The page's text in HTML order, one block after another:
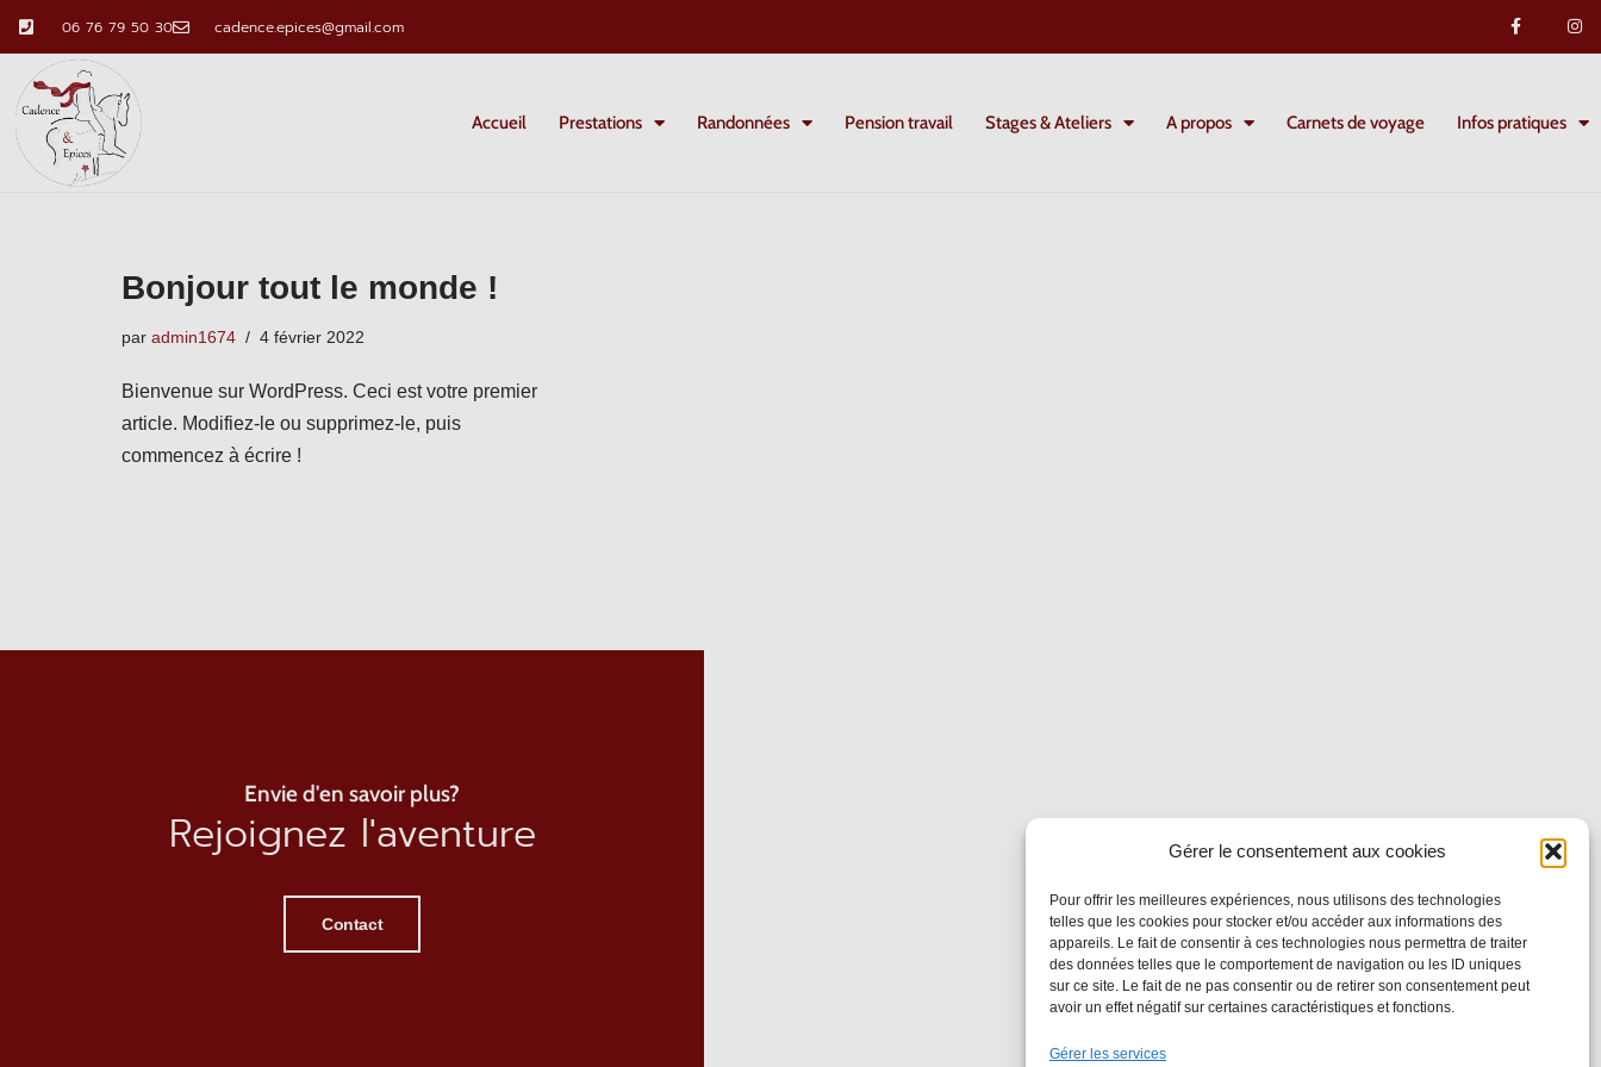
Gérer le consentement aux cookies
Pour offrir les meilleures expériences, nous utilisons des technologies
telles que les cookies pour stocker et/ou accéder aux informations des
appareils. Le fait de consentir à ces technologies nous permettra de traiter
des données telles que le comportement de navigation ou les ID uniques
sur ce site. Le fait de ne pas consentir ou de retirer son consentement peut
avoir un effet négatif sur certaines caractéristiques et fonctions.
Gérer les services
06 76 79 50 30 cadence.epices@gmail.com
Accueil Prestations Randonnées Pension travail Stages & Ateliers A propos Carnets de voyage Infos pratiques
Bonjour tout le monde !
par admin1674 4 février 2022
Bienvenue sur WordPress. Ceci est votre premier
article. Modifiez-le ou supprimez-le, puis
commencez à écrire !
Envie d'en savoir plus?
Rejoignez l'aventure
Contact